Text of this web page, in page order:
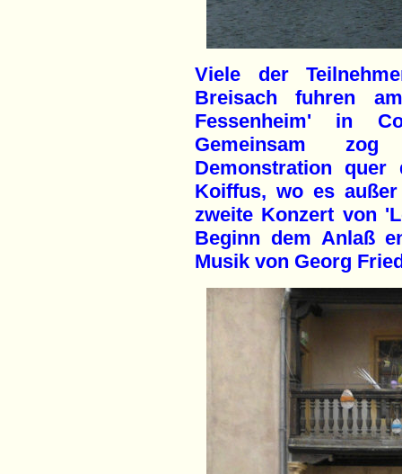
Viele der
Breisach fuhren
Fessenheim' in
Gemeinsam zog
Demonstration
Koiffus, wo es
zweite Konzert von
Beginn dem Anlaß
Musik von Georg